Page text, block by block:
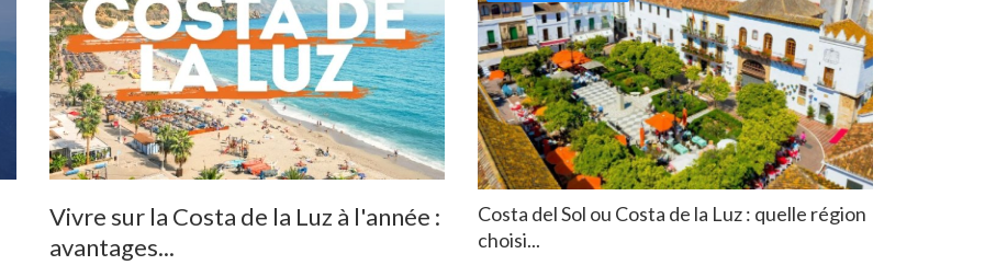
Vivre sur la Costa de la Luz à l'année :
avantages...
Costa del Sol ou Costa de la Luz : quelle région
choisi...